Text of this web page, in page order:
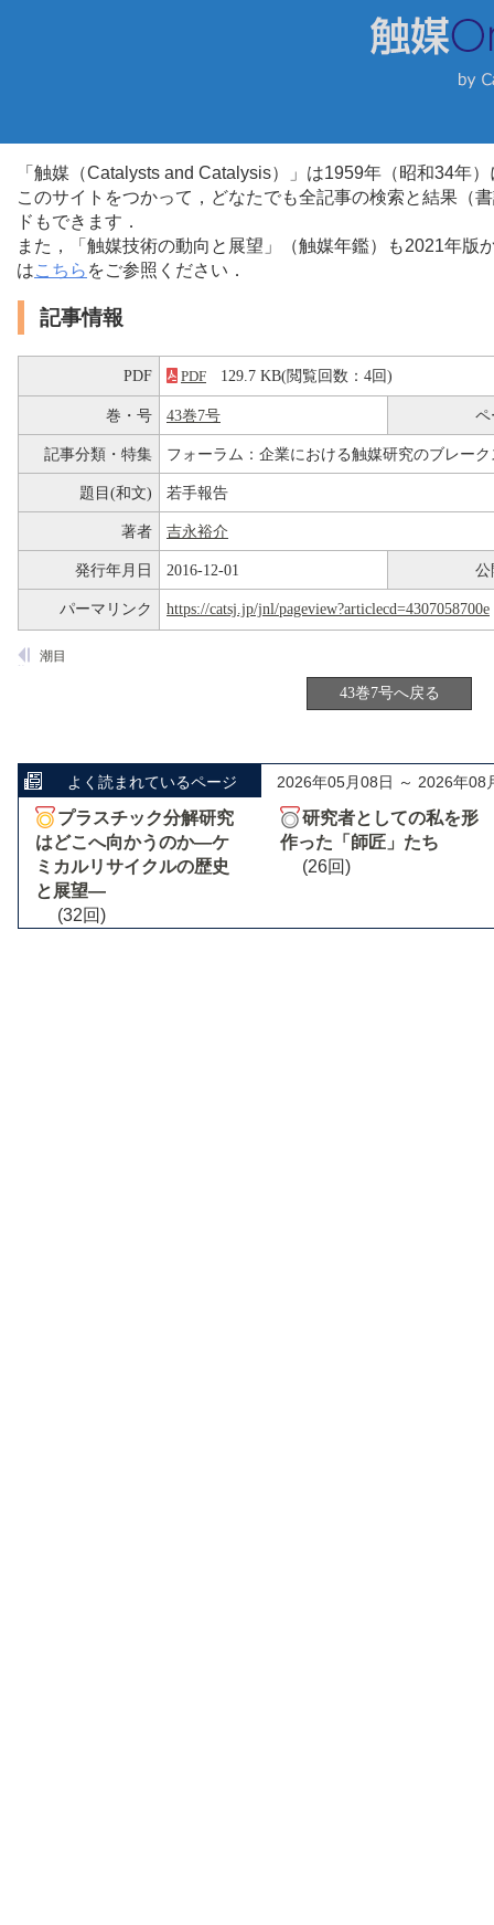
「触媒（Catalysts and Catalysis）」は1959年（昭和34年
このサイトをつかって，どなたでも全記事の検索と結果（
ドもできます．
また，「触媒技術の動向と展望」（触媒年鑑）も2021年
はこちら をご参照ください．
記事情報
PDF PDF 129.7 KB(閲覧回数：4回)
巻・号 43巻7号 ペ
記事分類・特集 フォーラム：企業における触媒研究のブレー
題目(和文) 若手報告
著者 吉永裕介
発行年月日 2016-12-01 公
パーマリンク https://catsj.jp/jnl/pageview?articlecd=4307058700e
潮目
43巻7号へ戻る
よく読まれているページ 2026年05月08日 ～ 2026年08
プラスチック分解研究
はどこへ向かうのか―ケ
ミカルリサイクルの歴史
と展望―
(32回)
研究者としての私を形
作った「師匠」たち
(26回)